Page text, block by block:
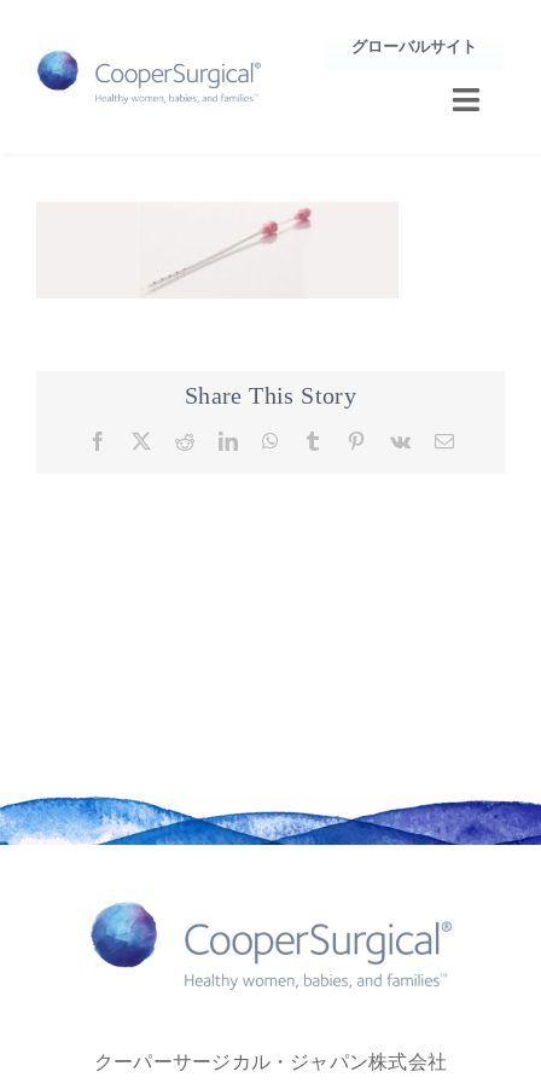
content
グローバルサイト
Toggle
サポート
お問合せ
Share This Story
Facebook RedditLinkedInWhatsApp
Tumblr Pinterest
Vk Email
クーパーサージカル・ジャパン株式会社